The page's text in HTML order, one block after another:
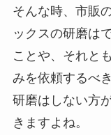
そんな時、市販
ックスの研磨は
ことや、それと
みを依頼するべ
研磨はしない方
きますよね。